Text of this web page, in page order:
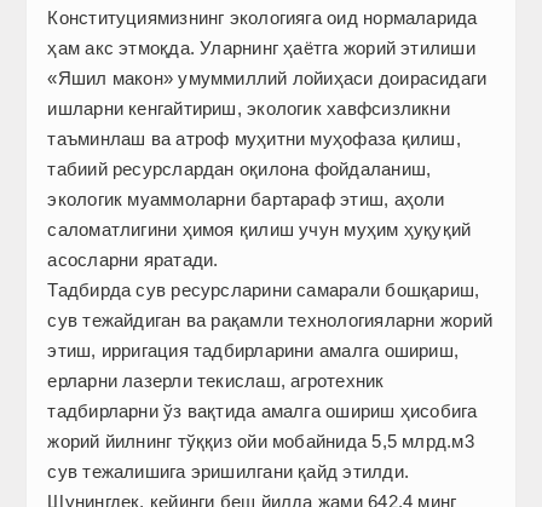
Конституциямизнинг экологияга оид нормаларида
ҳам акс этмоқда. Уларнинг ҳаётга жорий этилиши
«Яшил макон» умуммиллий лойиҳаси доирасидаги
ишларни кенгайтириш, экологик хавфсизликни
таъминлаш ва атроф муҳитни муҳофаза қилиш,
табиий ресурслардан оқилона фойдаланиш,
экологик муаммоларни бартараф этиш, аҳоли
саломатлигини ҳимоя қилиш учун муҳим ҳуқуқий
асосларни яратади.
Тадбирда сув ресурсларини самарали бошқариш,
сув тежайдиган ва рақамли технологияларни жорий
этиш, ирригация тадбирларини амалга ошириш,
ерларни лазерли текислаш, агротехник
тадбирларни ўз вақтида амалга ошириш ҳисобига
жорий йилнинг тўққиз ойи мобайнида 5,5 млрд.м3
сув тежалишига эришилгани қайд этилди.
Шунингдек, кейинги беш йилда жами 642,4 минг